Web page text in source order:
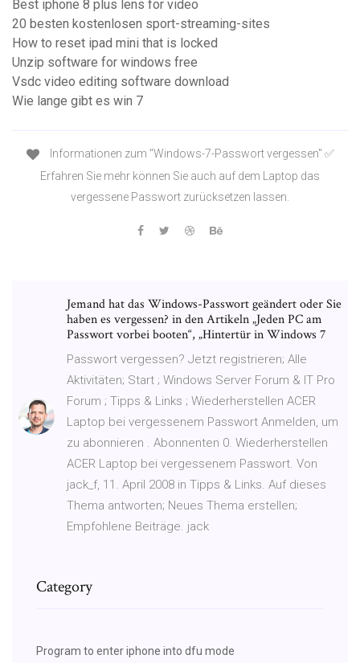
Best iphone 8 plus lens for video
20 besten kostenlosen sport-streaming-sites
How to reset ipad mini that is locked
Unzip software for windows free
Vsdc video editing software download
Wie lange gibt es win 7
Informationen zum "Windows-7-Passwort vergessen" ✅
Erfahren Sie mehr können Sie auch auf dem Laptop das
vergessene Passwort zurücksetzen lassen.
Jemand hat das Windows-Passwort geändert oder Sie
haben es vergessen? in den Artikeln „Jeden PC am
Passwort vorbei booten“, „Hintertür in Windows 7
Passwort vergessen? Jetzt registrieren; Alle
Aktivitäten; Start ; Windows Server Forum & IT Pro
Forum ; Tipps & Links ; Wiederherstellen ACER
Laptop bei vergessenem Passwort Anmelden, um
zu abonnieren . Abonnenten 0. Wiederherstellen
ACER Laptop bei vergessenem Passwort. Von
jack_f, 11. April 2008 in Tipps & Links. Auf dieses
Thema antworten; Neues Thema erstellen;
Empfohlene Beiträge. jack
Category
Program to enter iphone into dfu mode